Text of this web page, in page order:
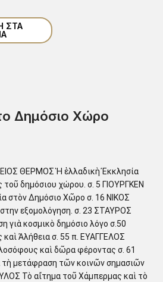
ΣΤΑ
Δημόσιο Χώρο
ΘΕΡΜΟΣ Ἡ ἑλλαδικὴ Ἐκκλησία
τοῦ δημόσιου χώρου. σ. 5 ΓΙΟΥΡΓΚΕΝ
Δημόσιο Χῶρο σ. 16 ΝΙΚΟΣ
εξομολόγηση. σ. 23 ΣΤΑΥΡΟΣ
κοσμικὸ δημόσιο λόγο σ.50
Ἀλήθεια σ. 55 π. ΕΥΑΓΓΕΛΟΣ
καὶ δῶρα φέροντας σ. 61
μετάφραση τῶν κοινῶν σημασιῶν
Τὸ αἴτημα τοῦ Χάμπερμας καὶ τὸ